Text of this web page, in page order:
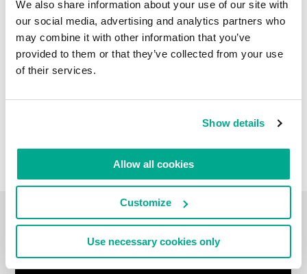
We also share information about your use of our site with
our social media, advertising and analytics partners who
may combine it with other information that you’ve
provided to them or that they’ve collected from your use
of their services.
Show details
Allow all cookies
Customize
Use necessary cookies only
VIDEO